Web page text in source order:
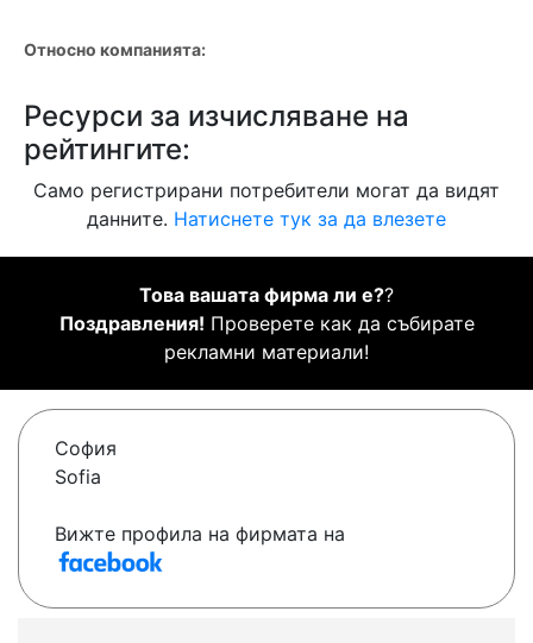
Относно компанията:
Ресурси за изчисляване на
рейтингите:
Само регистрирани потребители могат да видят
данните. Натиснете тук за да влезете
Това вашата фирма ли е??
Поздравления! Проверете как да събирате
рекламни материали!
София
Sofia
Вижте профила на фирмата на